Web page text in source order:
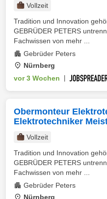
Vollzeit
Tradition und Innovation
GEBRÜDER PETERS
Fachwissen von mehr ...
Gebrüder Peters
Nürnberg
vor 3 Wochen
Obermonteur
Elektrotechniker
Vollzeit
Tradition und Innovation
GEBRÜDER PETERS
Fachwissen von mehr ...
Gebrüder Peters
Nürnberg